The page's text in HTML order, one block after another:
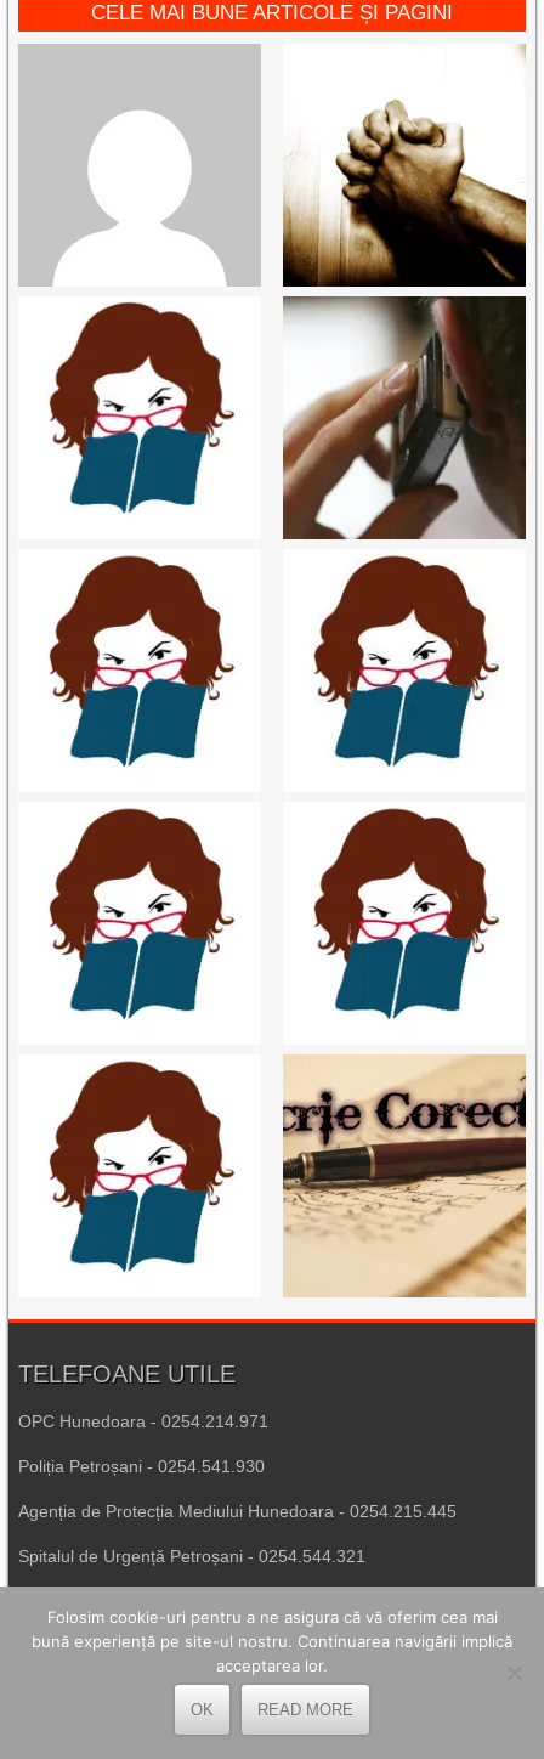
CELE MAI BUNE ARTICOLE ȘI PAGINI
TELEFOANE UTILE
OPC Hunedoara - 0254.214.971
Poliția Petroșani - 0254.541.930
Agenția de Protecția Mediului Hunedoara - 0254.215.445
Spitalul de Urgență Petroșani - 0254.544.321
Folosim cookie-uri pentru a ne asigura că vă oferim cea mai
bună experiență pe site-ul nostru. Continuarea navigării implică
acceptarea lor.
OK READ MORE